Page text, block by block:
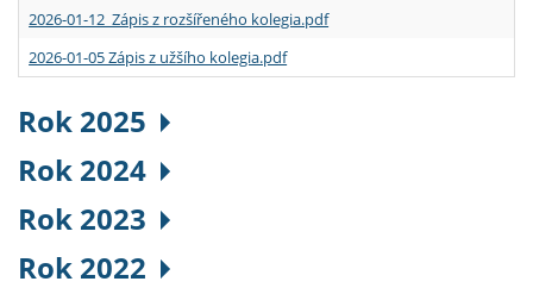
2026-01-12 Zápis z rozšířeného kolegia.pdf
2026-01-05 Zápis z užšího kolegia.pdf
Rok 2025
Rok 2024
Rok 2023
Rok 2022